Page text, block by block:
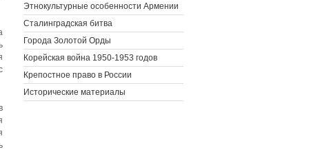
Этнокультурные особенности Армении
Сталинградская битва
Города Золотой Орды
Корейская война 1950-1953 годов
Крепостное право в России
Исторические материалы